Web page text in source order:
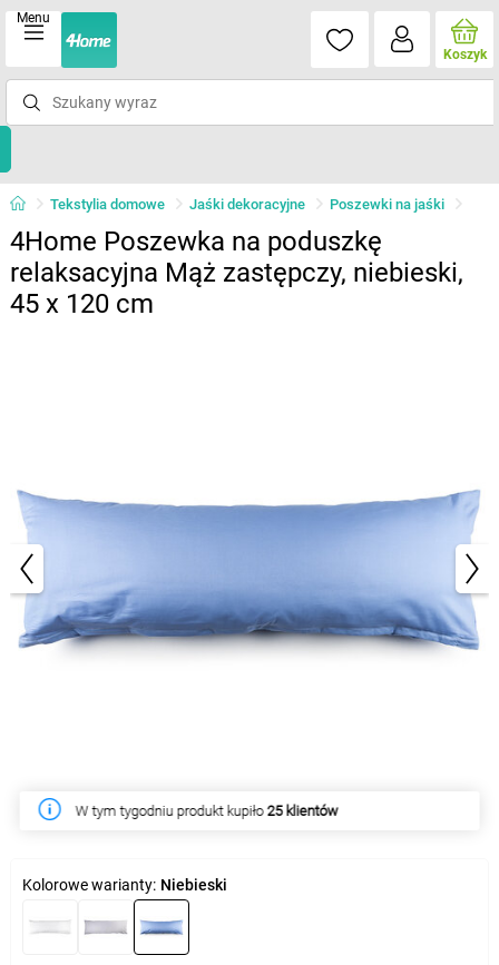
Menu
Koszyk
Tekstylia domowe Jaśki dekoracyjne Poszewki na jaśki
4Home Poszewka na poduszkę
relaksacyjna Mąż zastępczy, niebieski,
45 x 120 cm
W tym tygodniu produkt kupiło25 klientów
Kolorowe warianty: Niebieski